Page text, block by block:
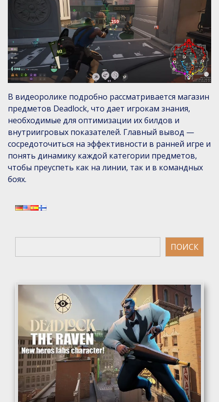
В видеоролике подробно рассматривается магазин
предметов Deadlock, что дает игрокам знания,
необходимые для оптимизации их билдов и
внутриигровых показателей. Главный вывод —
сосредоточиться на эффективности в ранней игре и
понять динамику каждой категории предметов,
чтобы преуспеть как на линии, так и в командных
боях.
Поиск
ПОИСК